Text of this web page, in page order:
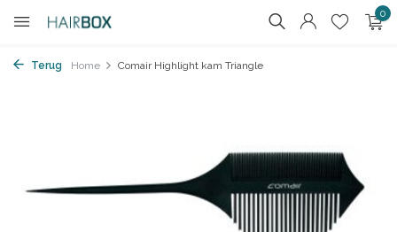
0
Terug Home Comair Highlight kam Triangle